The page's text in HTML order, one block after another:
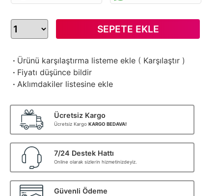
SEPETE EKLE
· Ürünü karşılaştırma listeme ekle ( Karşılaştır )
· Fiyatı düşünce bildir
· Aklımdakiler listesine ekle
Ücretsiz Kargo
Ücretsiz Kargo KARGO BEDAVA!
7/24 Destek Hattı
Online olarak sizlerin hizmetinizdeyiz.
Güvenli Ödeme